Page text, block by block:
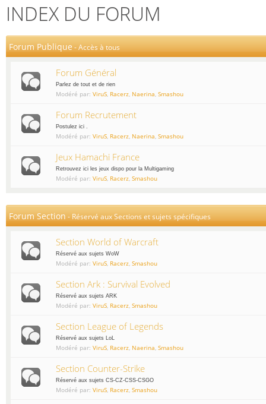
INDEX DU FORUM
Forum Publique-Accès à tous
Forum Général
Parlez de tout et de rien
Modéré par: ViruS, Racerz, Naerina, Smashou
Forum Recrutement
Postulez ici .
Modéré par: ViruS, Racerz, Naerina, Smashou
Jeux Hamachi France
Retrouvez ici les jeux dispo pour la Multigaming
Modéré par: ViruS, Racerz, Smashou
Forum Section-Réservé aux Sections et sujets spécifiques
Section World of Warcraft
Réservé aux sujets WoW
Modéré par: ViruS, Racerz, Smashou
Section Ark : Survival Evolved
Réservé aux sujets ARK
Modéré par: ViruS, Racerz, Smashou
Section League of Legends
Réservé aux sujets LoL
Modéré par: ViruS, Racerz, Naerina, Smashou
Section Counter-Strike
Réservé aux sujets CS-CZ-CSS-CSGO
Modéré par: ViruS, Racerz, Smashou